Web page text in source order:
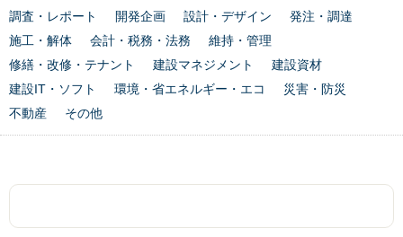
調査・レポート 開発企画 設計・デザイン
発注・調達
施工・解体
会計・税務・法務
維持・管理
修繕・改修・テナント
建設マネジメント
建設資材
建設IT・ソフト
環境・省エネルギー・エコ
災害・防災
不動産
その他